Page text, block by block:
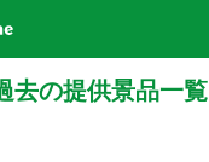
去の提供景品一覧